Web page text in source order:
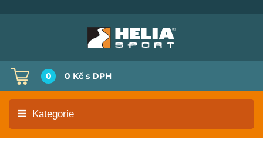
0 0 Kč s DPH
Kategorie